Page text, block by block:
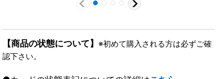
【商品の状態について】 ※初めて購入される方は必ずご確
認下さい。